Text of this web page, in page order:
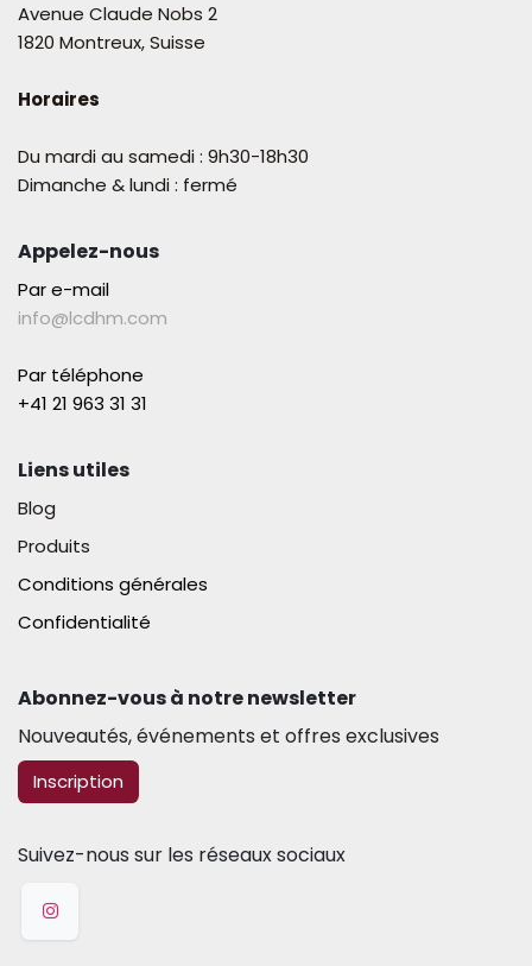
Avenue Claude Nobs 2
1820 Montreux, Suisse
Horaires
Du mardi au samedi : 9h30-18h30
Dimanche & lundi : fermé
Appelez-nous
Par e-mail
info@lcdhm.com
Par téléphone
+41 21 963 31 31​
Liens utiles
Blog
Produits
Conditions générales
Confidentialité
Abonnez-vous à notre newsletter​
Nouveautés, événements et offres exclusives
​​​​Inscription
Suivez-nous sur les réseaux sociaux